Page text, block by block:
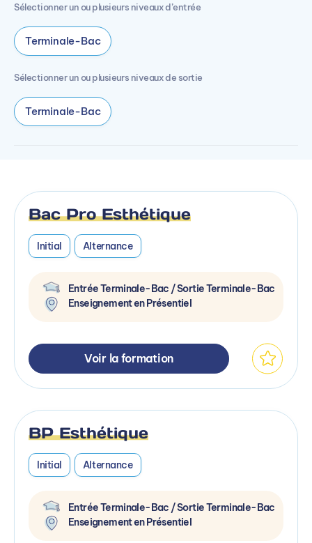
Sélectionner un ou plusieurs niveaux d’entrée
Terminale-Bac
Sélectionner un ou plusieurs niveaux de sortie
Terminale-Bac
Bac Pro Esthétique
Initial Alternance
Entrée Terminale-Bac / Sortie Terminale-Bac
Enseignement en Présentiel
Voir la formation
BP Esthétique
Initial Alternance
Entrée Terminale-Bac / Sortie Terminale-Bac
Enseignement en Présentiel